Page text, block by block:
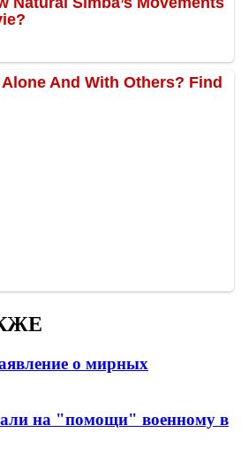
о мирных
на "помощи" военному в